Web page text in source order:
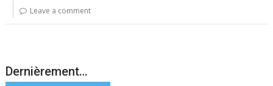
Leave a comment
Dernièrement…